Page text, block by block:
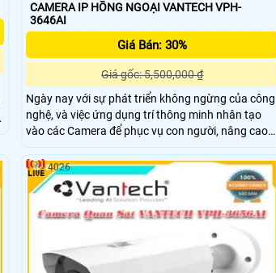
CAMERA IP HỒNG NGOẠI VANTECH VPH-
3646AI
Giá Bán: 30%
Giá gốc: 5,500,000 ₫
Ngày nay với sự phát triển không ngừng của công
nghệ, và việc ứng dụng trí thông minh nhân tạo
vào các Camera để phục vụ con người, nâng cao
cuộc sống là việc ưu tiên. VANTECH luôn mong
muốn mang đến Quý khách những Camera, dịch
vụ tiện lợi nhất, thông minh với giá thành hợp lý.
4026